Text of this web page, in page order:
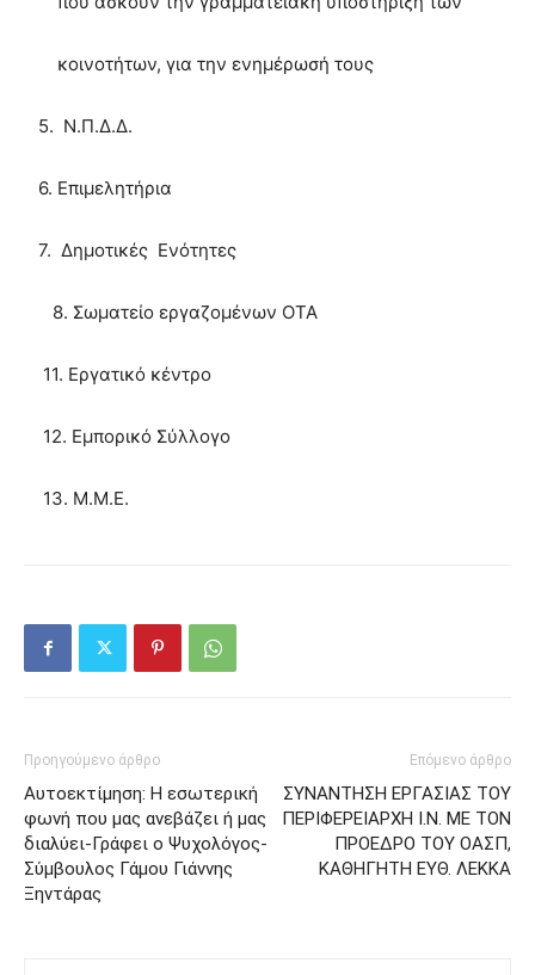
κοινοτήτων, για την ενημέρωσή τους
5. Ν.Π.Δ.Δ.
6. Επιμελητήρια
7. Δημοτικές Ενότητες
8. Σωματείο εργαζομένων ΟΤΑ
11. Εργατικό κέντρο
12. Εμπορικό Σύλλογο
13. Μ.Μ.Ε.
Προηγούμενο άρθρο
Αυτοεκτίμηση: Η εσωτερική
φωνή που μας ανεβάζει ή μας
διαλύει-Γράφει ο Ψυχολόγος-
Σύμβουλος Γάμου Γιάννης
Ξηντάρας
Επόμενο άρθρο
ΣΥΝΑΝΤΗΣΗ ΕΡΓΑΣΙΑΣ ΤΟΥ
ΠΕΡΙΦΕΡΕΙΑΡΧΗ Ι.Ν. ΜΕ ΤΟΝ
ΠΡΟΕΔΡΟ ΤΟΥ ΟΑΣΠ,
ΚΑΘΗΓΗΤΗ ΕΥΘ. ΛΕΚΚΑ